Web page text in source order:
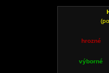
hrozné
výborné